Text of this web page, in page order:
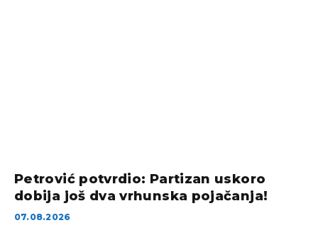
Petrović potvrdio: Partizan uskoro
dobija još dva vrhunska pojačanja!
07.08.2026